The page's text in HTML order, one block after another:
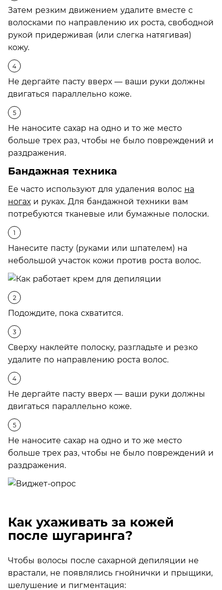
Затем резким движением удалите вместе с
волосками по направлению их роста, свободной
рукой придерживая (или слегка натягивая)
кожу.
Не дергайте пасту вверх — ваши руки должны
двигаться параллельно коже.
Не наносите сахар на одно и то же место
больше трех раз, чтобы не было повреждений и
раздражения.
Бандажная техника
Ее часто используют для удаления волос на
ногах и руках. Для бандажной техники вам
потребуются тканевые или бумажные полоски.
Нанесите пасту (руками или шпателем) на
небольшой участок кожи против роста волос.
Подождите, пока схватится.
Сверху наклейте полоску, разгладьте и резко
удалите по направлению роста волос.
Не дергайте пасту вверх — ваши руки должны
двигаться параллельно коже.
Не наносите сахар на одно и то же место
больше трех раз, чтобы не было повреждений и
раздражения.
Как ухаживать за кожей
после шугаринга?
Чтобы волосы после сахарной депиляции не
врастали, не появлялись гнойнички и прыщики,
шелушение и пигментация: